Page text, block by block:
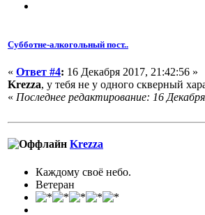
Субботне-алкогольный пост..
« Ответ #4: 16 Декабря 2017, 21:42:56 »
Krezza, у тебя не у одного скверный
« Последнее редактирование: 16
Krezza
Каждому своё небо.
Ветеран